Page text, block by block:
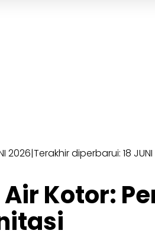
2026|Terakhir diperbarui: 18
Kotor: